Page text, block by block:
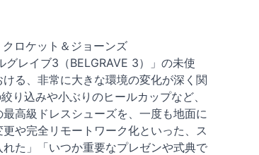
ロケット＆ジョーンズ
グレイブ3（BELGRAVE 3）」の未使
る、非常に大きな環境の変化が深く関
り込みや小ぶりのヒールカップなど、
高級ドレスシューズを、一度も地面に
や完全リモートワーク化といった、ス
た」「いつか重要なプレゼンや式典で